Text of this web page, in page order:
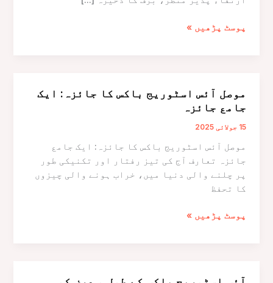
پہیوں
کا
ارتقاء
پذیر
پوسٹ پڑھیں »
موصل آئس اسٹوریج باکس کا جائزہ: ایک
جامع جائزہ
15 جولائی 2025
موصل آئس اسٹوریج باکس کا جائزہ: ایک جامع
جائزہ تعارف آج کی تیز رفتار اور تکنیکی طور
پر چلنے والی دنیا میں، خراب ہونے والی چیزوں
کا تحفظ
موصل
پوسٹ پڑھیں »